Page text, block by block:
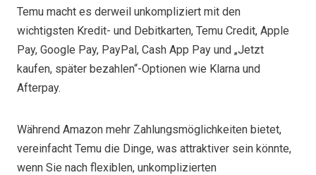
Temu macht es derweil unkompliziert mit den
wichtigsten Kredit- und Debitkarten, Temu Credit, Apple
Pay, Google Pay, PayPal, Cash App Pay und „Jetzt
kaufen, später bezahlen“-Optionen wie Klarna und
Afterpay.
Während Amazon mehr Zahlungsmöglichkeiten bietet,
vereinfacht Temu die Dinge, was attraktiver sein könnte,
wenn Sie nach flexiblen, unkomplizierten